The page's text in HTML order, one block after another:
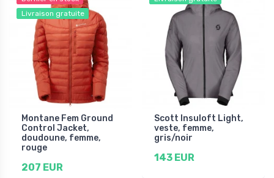
Livraison gratuite
Montane Fem Ground
Control Jacket,
doudoune, femme,
rouge
207 EUR
Scott Insuloft Light,
veste, femme,
gris/noir
143 EUR